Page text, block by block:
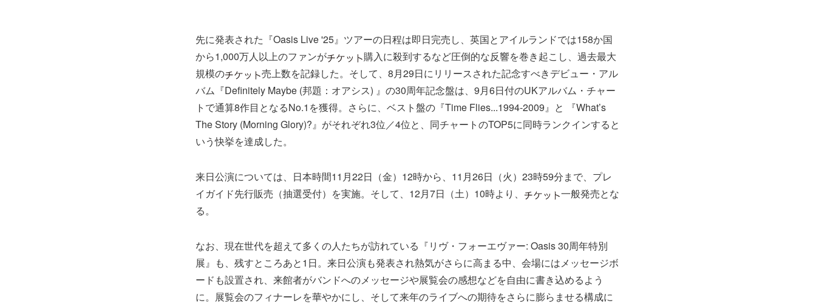
先に発表された『Oasis Live '25』ツアーの日程は即日完売し、英国とアイルランドでは158か国
から1,000万人以上のファンが
購入に殺到するなど圧倒的な反響を巻き起こし、過去最大
規模の
売上数を記録した。そして、8月29日にリリースされた記念すべきデビュー・アル
バム『Definitely Maybe (邦題：オアシス) 』の30周年記念盤は、9月6日付のUKアルバム・チャー
トで通算8作目となるNo.1を獲得。さらに、ベスト盤の『Time Flies...1994-2009』と 『What’s
The Story (Morning Glory)?』がそれぞれ3位／4位と、同チャートのTOP5に同時ランクインすると
いう快挙を達成した。
来日公演については、日本時間11月22日（金）12時から、11月26日（火）23時59分まで、プレ
イガイド先行販売（抽選受付）を実施。そして、12月7日（土）10時より、
一般発売とな
る。
なお、現在世代を超えて多くの人たちが訪れている『リヴ・フォーエヴァー: Oasis 30周年特別
展』も、残すところあと1日。来日公演も発表され熱気がさらに高まる中、会場にはメッセージボ
ードも設置され、来館者がバンドへのメッセージや展覧会の感想などを自由に書き込めるよう
に。展覧会のフィナーレを華やかにし、そして来年のライブへの期待をさらに膨らませる構成に